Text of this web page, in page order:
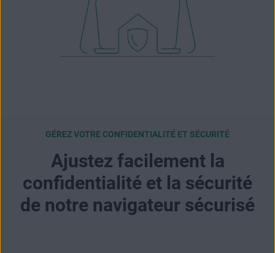
GÉREZ VOTRE CONFIDENTIALITÉ ET SÉCURITÉ
Ajustez facilement la
confidentialité et la sécurité
de notre navigateur sécurisé